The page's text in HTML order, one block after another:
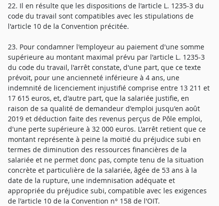
22. Il en résulte que les dispositions de l'article L. 1235-3 du
code du travail sont compatibles avec les stipulations de
l'article 10 de la Convention précitée.
23. Pour condamner l'employeur au paiement d'une somme
supérieure au montant maximal prévu par l'article L. 1235-3
du code du travail, l'arrêt constate, d'une part, que ce texte
prévoit, pour une ancienneté inférieure à 4 ans, une
indemnité de licenciement injustifié comprise entre 13 211 et
17 615 euros, et, d'autre part, que la salariée justifie, en
raison de sa qualité de demandeur d'emploi jusqu'en août
2019 et déduction faite des revenus perçus de Pôle emploi,
d'une perte supérieure à 32 000 euros. L'arrêt retient que ce
montant représente à peine la moitié du préjudice subi en
termes de diminution des ressources financières de la
salariée et ne permet donc pas, compte tenu de la situation
concrète et particulière de la salariée, âgée de 53 ans à la
date de la rupture, une indemnisation adéquate et
appropriée du préjudice subi, compatible avec les exigences
de l'article 10 de la Convention n° 158 de l'OIT.